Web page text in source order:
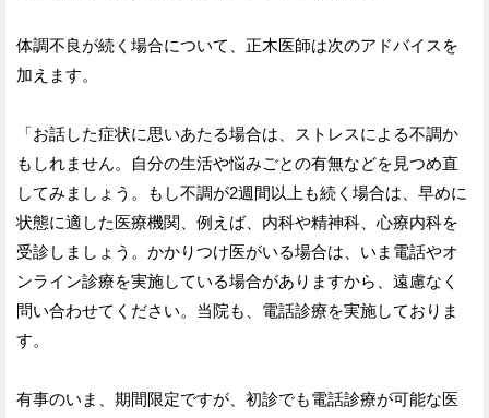
体調不良が続く場合について、正木医師は次のアドバイスを
加えます。
「お話した症状に思いあたる場合は、ストレスによる不調か
もしれません。自分の生活や悩みごとの有無などを見つめ直
してみましょう。もし不調が2週間以上も続く場合は、早めに
状態に適した医療機関、例えば、内科や精神科、心療内科を
受診しましょう。かかりつけ医がいる場合は、いま電話やオ
ンライン診療を実施している場合がありますから、遠慮なく
問い合わせてください。当院も、電話診療を実施しておりま
す。
有事のいま、期間限定ですが、初診でも電話診療が可能な医